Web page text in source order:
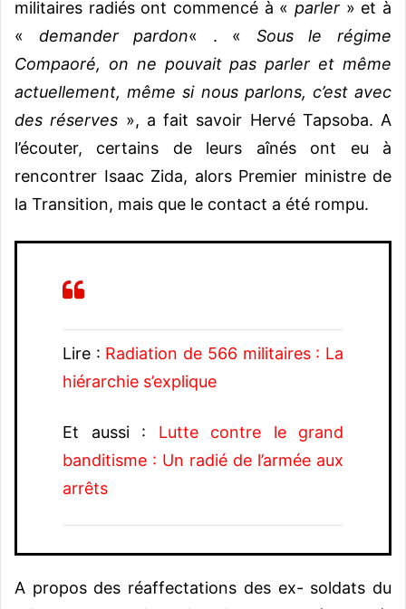
militaires radiés ont commencé à « parler » et à
« demander pardon« . « Sous le régime
Compaoré, on ne pouvait pas parler et même
actuellement, même si nous parlons, c’est avec
des réserves », a fait savoir Hervé Tapsoba. A
l’écouter, certains de leurs aînés ont eu à
rencontrer Isaac Zida, alors Premier ministre de
la Transition, mais que le contact a été rompu.
Lire : Radiation de 566 militaires : La
hiérarchie s’explique
Et aussi : Lutte contre le grand
banditisme : Un radié de l’armée aux
arrêts
A propos des réaffectations des ex- soldats du